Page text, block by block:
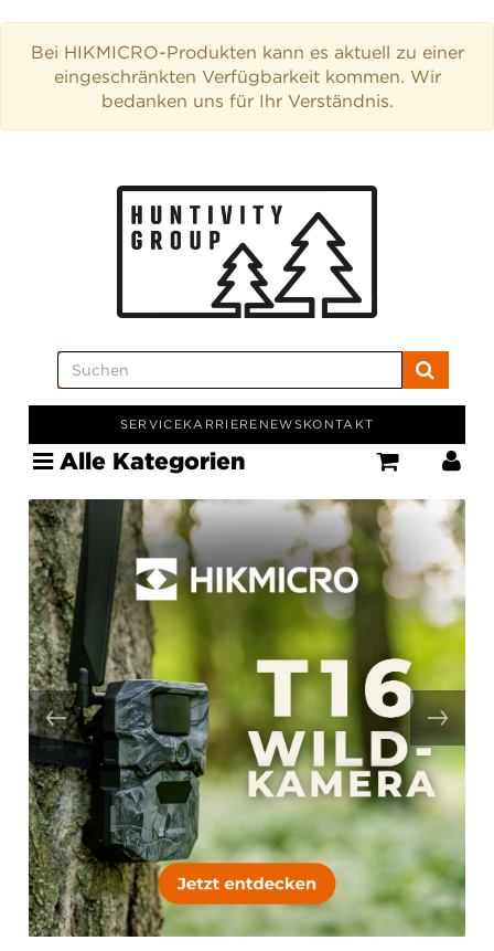
Bei HIKMICRO-Produkten kann es aktuell zu einer
eingeschränkten Verfügbarkeit kommen. Wir
bedanken uns für Ihr Verständnis.
SERVICEKARRIERE NEWSKONTAKT
Alle Kategorien